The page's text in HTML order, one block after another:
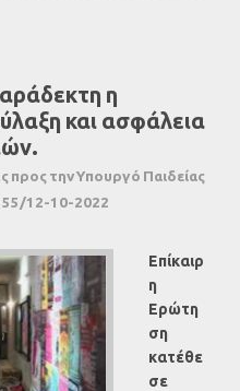
η
και ασφάλεια
προς την Υπουργό Παιδείας
12-10-2022
Επίκαιρ
η
Ερώτη
ση
κατέθε
σε